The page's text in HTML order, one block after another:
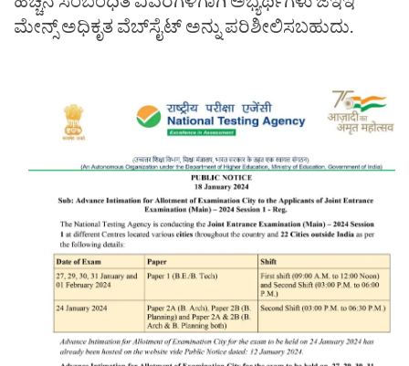
ಮೇನ್ಸ್ ಅಧಿಕೃತ ವೆಬ್‌ಸೈಟ್ ಅನ್ನು ಪರಿಶೀಲಿಸಬಹುದು.